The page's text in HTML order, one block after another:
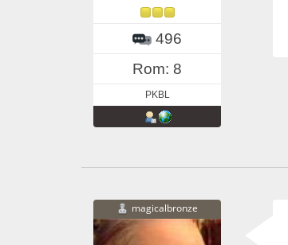
496
Rom: 8
PKBL
magicalbronze